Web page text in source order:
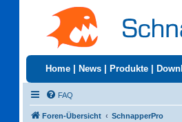
Home News Produkte
FAQ
Foren-Übersicht SchnapperPro